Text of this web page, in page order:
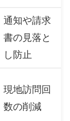
通知や請求
書の見落と
し防止
現地訪問回
数の削減